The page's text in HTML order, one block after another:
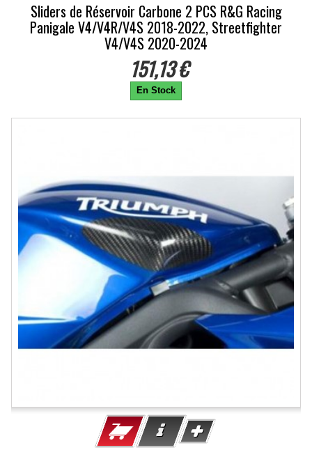
Sliders de Réservoir Carbone 2 PCS R&G Racing
Panigale V4/V4R/V4S 2018-2022, Streetfighter
V4/V4S 2020-2024
151,13 €
En Stock